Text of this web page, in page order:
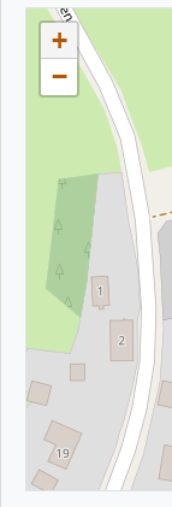
+
−